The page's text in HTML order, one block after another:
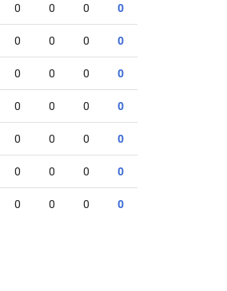
0 0 0 0
0 0 0 0
0 0 0 0
0 0 0 0
0 0 0 0
0 0 0 0
0 0 0 0